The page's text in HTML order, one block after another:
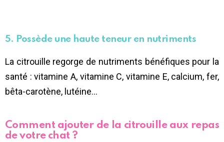
5. Possède une haute teneur en nutriments
La citrouille regorge de nutriments bénéfiques pour la
santé : vitamine A, vitamine C, vitamine E, calcium, fer,
bêta-carotène, lutéine…
Comment ajouter de la citrouille aux repas
de votre chat ?